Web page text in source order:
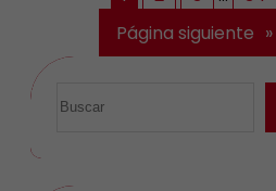
Página siguiente »